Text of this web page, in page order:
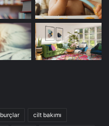
burçlar cilt bakımı